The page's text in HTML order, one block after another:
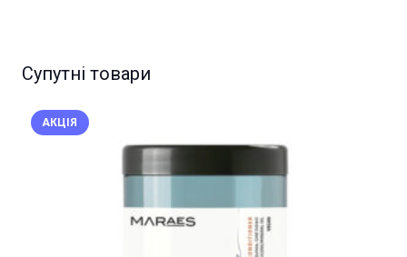
Супутні товари
АКЦІЯ